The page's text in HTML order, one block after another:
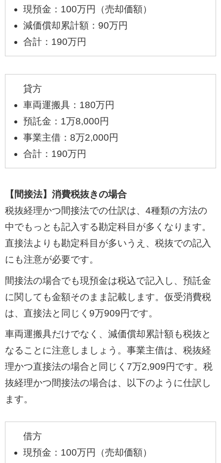
現預金：100万円（売却価額）
減価償却累計額：90万円
合計：190万円
貸方
車両運搬具：180万円
預託金：1万8,000円
事業主借：8万2,000円
合計：190万円
【間接法】消費税抜きの場合
税抜経理かつ間接法での仕訳は、4種類の方法の
中でもっとも記入する勘定科目が多くなります。
直接法よりも勘定科目が多いうえ、税抜での記入
にも注意が必要です。
間接法の場合でも現預金は税込で記入し、預託金
に関しても金額そのまま記載します。仮受消費税
は、直接法と同じく9万909円です。
車両運搬具だけでなく、減価償却累計額も税抜と
なることに注意しましょう。事業主借は、税抜経
理かつ直接法の場合と同じく7万2,909円です。税
抜経理かつ間接法の場合は、以下のように仕訳し
ます。
借方
現預金：100万円（売却価額）